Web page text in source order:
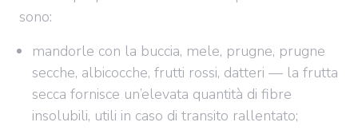
sono:
mandorle con la buccia, mele, prugne, prugne
secche, albicocche, frutti rossi, datteri — la frutta
secca fornisce un’elevata quantità di fibre
insolubili, utili in caso di transito rallentato;